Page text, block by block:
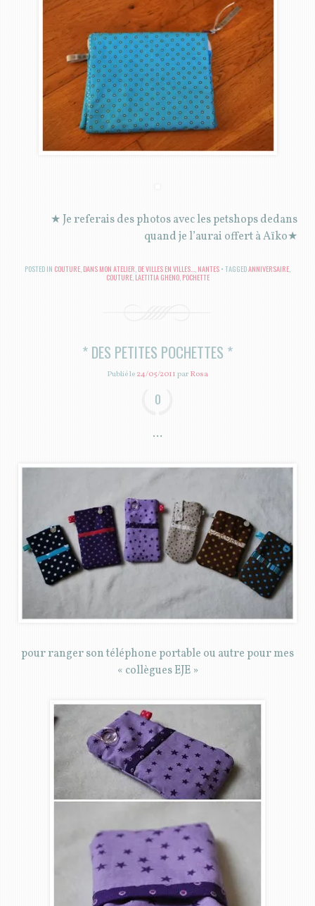
★ Je referais des photos avec les petshops dedans
quand je l’aurai offert à Aïko★
POSTED IN COUTURE, DANS MON ATELIER, DE VILLES EN VILLES..., NANTES TAGGEDANNIVERSAIRE,
COUTURE, LAETITIA GHENO, POCHETTE
* DES PETITES POCHETTES *
Publié le24/05/2011parRosa
0
…
pour ranger son téléphone portable ou autre pour mes
« collègues EJE »